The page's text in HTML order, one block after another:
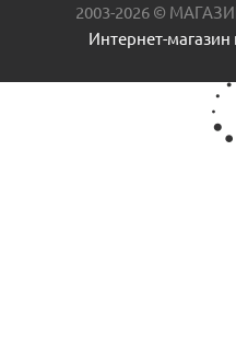
2003-2026 ©
Интернет-магазин